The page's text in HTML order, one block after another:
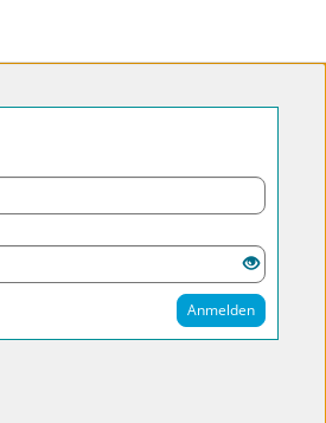
Anmelden